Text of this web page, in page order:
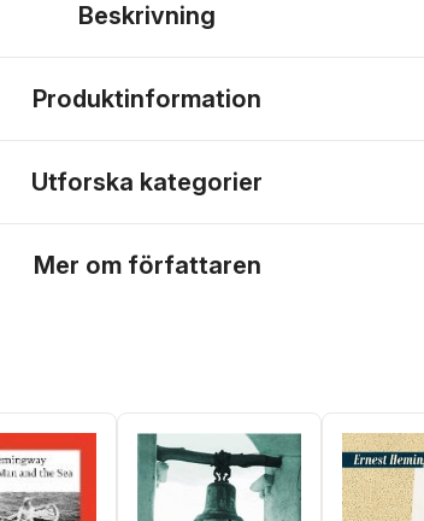
Beskrivning
Produktinformation
Utforska kategorier
Mer om författaren